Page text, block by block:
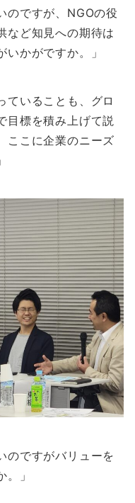
のですが、NGOの役
など知見への期待は
かがですか。」
ていることも、グロ
目標を積み上げて説
ここに企業のニーズ
のですがバリューを
」